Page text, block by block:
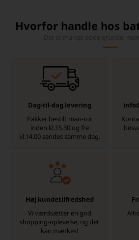
Hvorfor handle hos
Dag-til-dag levering
Pakker bestilt man-tor
inden kl.15.30 og fre
kl.14.00 sendes samme dag.
Høj kundetilfredshed
Vi værdsætter en god
shopping-oplevelse, og det
kan mærkes!